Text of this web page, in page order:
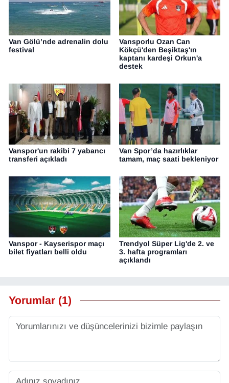
Van Gölü’nde adrenalin dolu
festival
Vansporlu Ozan Can
Kökçü'den Beşiktaş'ın
kaptanı kardeşi Orkun'a
destek
Vanspor'un rakibi 7 yabancı
transferi açıkladı
Van Spor’da hazırlıklar
tamam, maç saati bekleniyor
Vanspor - Kayserispor maçı
bilet fiyatları belli oldu
Trendyol Süper Lig'de 2. ve
3. hafta programları
açıklandı
Yorumlar (1)